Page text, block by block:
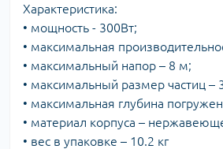
Характеристика:
• мощность - 300Вт;
• максимальная
• максимальный напор – 8 м;
• максимальный размер частиц –
• максимальная глубина
• материал корпуса –
• вес в упаковке – 10.2 кг